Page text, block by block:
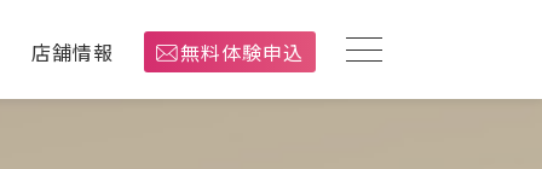
店舗情報 無料体験申込